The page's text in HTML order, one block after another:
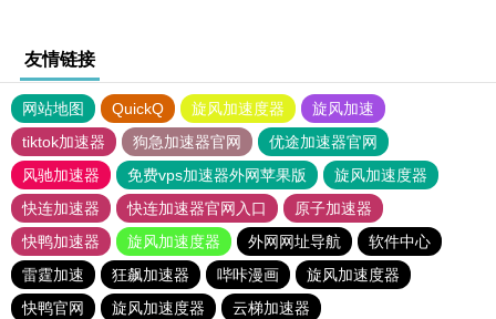
友情链接
网站地图 QuickQ 旋风加速度器
旋风加速
tiktok加速器
狗急加速器官网
优途加速器官网
风驰加速器
免费vps加速器外网苹果版
旋风加速度器
快连加速器
快连加速器官网入口
原子加速器
快鸭加速器
旋风加速度器 外网网址导航
软件中心
雷霆加速
狂飙加速器 哔咔漫画
旋风加速度器
快鸭官网
旋风加速度器
云梯加速器